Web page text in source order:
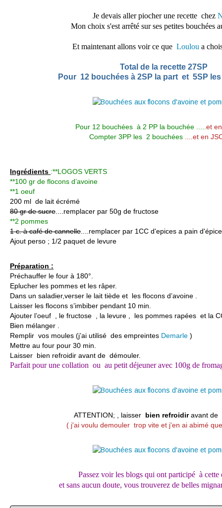
Je devais aller piocher une recette chez
Mon choix s'est arrêté sur ses petites bouchées
Et maintenant allons voir ce que Loulou a
Total de la recette 27SP
Pour 12 bouchées à 2SP la part et 5SP
Pour 12 bouchées à 2 PP la bouchée ..... et
Compter 3PP les 2 bouchées
....et en
Ingrédients :**LOGOS VERTS
**100 gr de flocons d’avoine
**1 oeuf
200 ml de lait écrémé
80 gr de sucre ....remplacer par 50g de fructose
**2 pommes
1 c. à café de cannelle ....remplacer par 1CC d'epices a pain
Ajout perso ; 1/2 paquet de levure
Préparation :
Préchauffer le four à 180°.
Eplucher les pommes et les râper.
Dans un saladier,verser le lait tiède et les flocons d’avoine .
Laisser les flocons s’imbiber pendant 10 min.
Ajouter l’oeuf , le fructose , la levure , les pommes rapées et la
Bien mélanger .
Remplir vos moules (j’ai utilisé des empreintes Demarle )
Mettre au four pour 30 min.
Laisser bien refroidir avant de démouler.
Parfait pour une collation ou au petit déjeuner avec 100g de
ATTENTION; , laisser bien refroidiravant de
( j'ai voulu demouler trop vite et j'en ai abimé
Passez voir les blogs qui ont participé à cette
et sans aucun doute, vous trouverez de belles